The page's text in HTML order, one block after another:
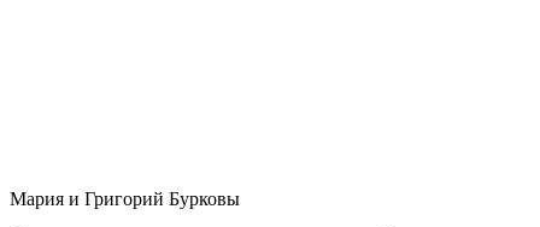
Мария и Григорий Бурковы